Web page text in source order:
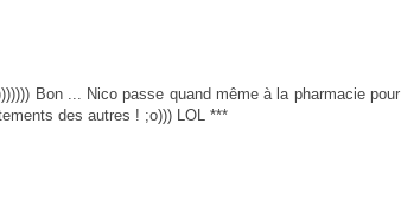
Bon ... Nico passe quand même à la pharmacie pour
des autres ! ;o))) LOL ***